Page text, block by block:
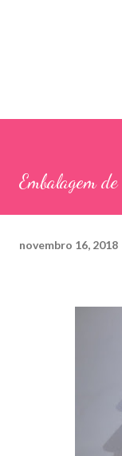
Embalagem
novembro 16, 2018